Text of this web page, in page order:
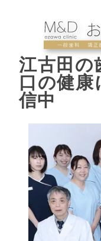
江古田の
口の健康
信中